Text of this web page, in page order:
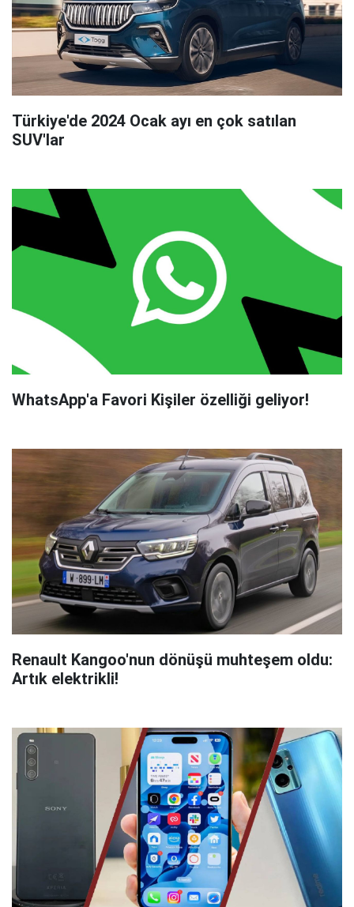
Türkiye'de 2024 Ocak ayı en çok satılan
SUV'lar
WhatsApp'a Favori Kişiler özelliği geliyor!
Renault Kangoo'nun dönüşü muhteşem oldu:
Artık elektrikli!